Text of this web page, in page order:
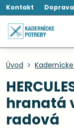
Kontakt
Úvod
hranatá
radová